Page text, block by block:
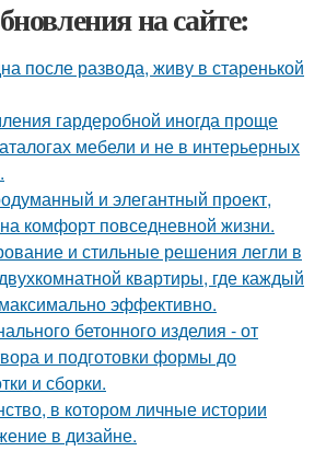
на сайте:
после развода, живу в старенькой
гардеробной иногда проще
мебели и не в интерьерных
и элегантный проект,
комфорт повседневной жизни.
и стильные решения легли в
квартиры, где каждый
эффективно.
бетонного изделия - от
и подготовки формы до
и сборки.
в котором личные истории
в дизайне.